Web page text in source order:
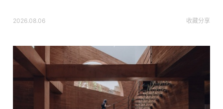
2026.08.06 收藏分享